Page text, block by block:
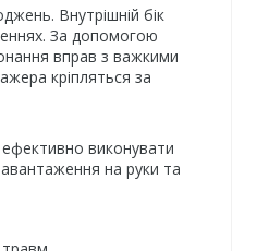
Внутрішній бік
За допомогою
вправ з важкими
кріпляться за
виконувати
на руки та